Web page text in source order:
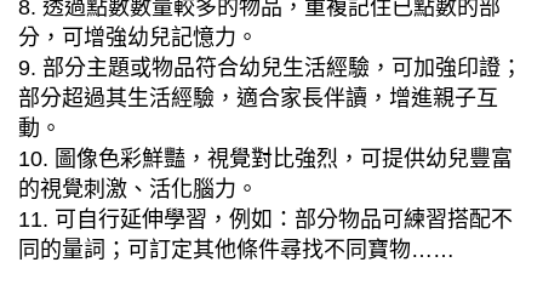
8. 透過點數數量較多的物品，重複記住已點數的部
分，可增強幼兒記憶力。
9. 部分主題或物品符合幼兒生活經驗，可加強印證；
部分超過其生活經驗，適合家長伴讀，增進親子互
動。
10. 圖像色彩鮮豔，視覺對比強烈，可提供幼兒豐富
的視覺刺激、活化腦力。
11. 可自行延伸學習，例如：部分物品可練習搭配不
同的量詞；可訂定其他條件尋找不同寶物……